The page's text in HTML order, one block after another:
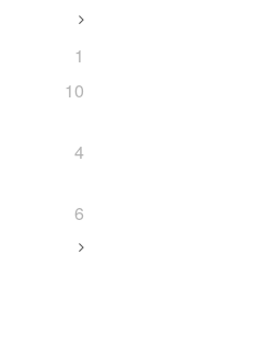
1
10
4
6